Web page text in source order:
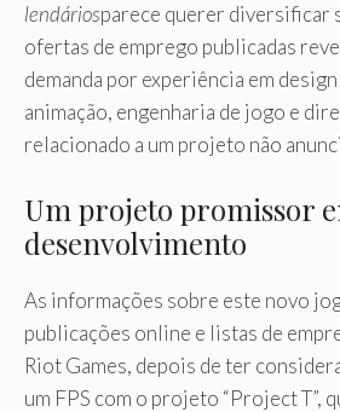
lendáriosparece querer diversificar
ofertas de emprego publicadas
demanda por experiência em
animação, engenharia de jogo e
relacionado a um projeto não
Um projeto promissor
desenvolvimento
As informações sobre este novo
publicações online e listas de
Riot Games, depois de ter
um FPS com o projeto “Project T”,